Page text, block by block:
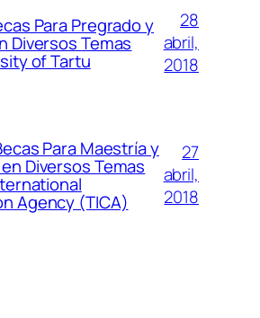
Para Pregrado y
Diversos Temas
of Tartu
28
abril,
2018
Para Maestría y
Diversos Temas
Agency (TICA)
27
abril,
2018